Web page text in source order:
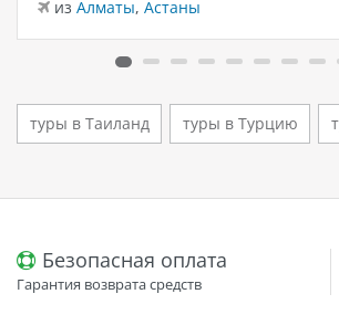
моря. Отель остаётся популярным
кто ищет семейный отель в…
из Алматы, Астаны
туры в Таиланд туры в Турцию
Безопасная оплата
Гарантия возврата средств